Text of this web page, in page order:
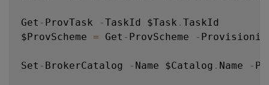
Get - ProvTask -TaskId $Task . TaskId
$ProvScheme = Get - ProvScheme -
Set - BrokerCatalog - Name $Catalog . Name -